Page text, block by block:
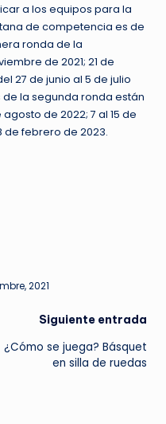
a los equipos para la
de competencia es de
ronda de la
de 2021; 21 de
27 de junio al 5 de julio
la segunda ronda están
de 2022; 7 al 15 de
de febrero de 2023.
2021
Siguiente entrada
¿Cómo se juega? Básquet
en silla de ruedas